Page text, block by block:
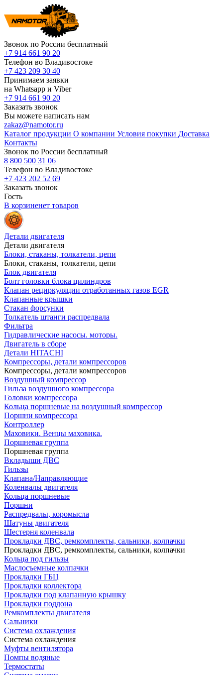
Звонок по России бесплатный
+7 914 661 90 20
Телефон во Владивостоке
+7 423 209 30 40
Принимаем заявки
на Whatsapp и Viber
+7 914 661 90 20
Заказать звонок
Вы можете написать нам
zakaz@namotor.ru
Каталог продукции О компании Условия покупки Доставка
Контакты
Звонок по России бесплатный
8 800 500 31 06
Телефон во Владивостоке
+7 423 202 52 69
Заказать звонок
Гость
В корзиненет товаров
Детали двигателя
Детали двигателя
Блоки, стаканы, толкатели, цепи
Блоки, стаканы, толкатели, цепи
Блок двигателя
Болт головки блока цилиндров
Клапан рециркуляции отработанных газов EGR
Клапанные крышки
Стакан форсунки
Толкатель штанги распредвала
Фильтра
Гидравлические насосы. моторы.
Двигатель в сборе
Детали HITACHI
Компрессоры, детали компрессоров
Компрессоры, детали компрессоров
Воздушный компрессор
Гильза воздушного компрессора
Головки компрессора
Кольца поршневые на воздушный компрессор
Поршни компрессора
Контроллер
Маховики. Венцы маховика.
Поршневая группа
Поршневая группа
Вкладыши ДВС
Гильзы
Клапана/Направляющие
Коленвалы двигателя
Кольца поршневые
Поршни
Распредвалы, коромысла
Шатуны двигателя
Шестерня коленвала
Прокладки ДВС, ремкомплекты, сальники, колпачки
Прокладки ДВС, ремкомплекты, сальники, колпачки
Кольца под гильзы
Маслосъемные колпачки
Прокладки ГБЦ
Прокладки коллектора
Прокладки под клапанную крышку
Прокладки поддона
Ремкомплекты двигателя
Сальники
Система охлаждения
Система охлаждения
Муфты вентилятора
Помпы водяные
Термостаты